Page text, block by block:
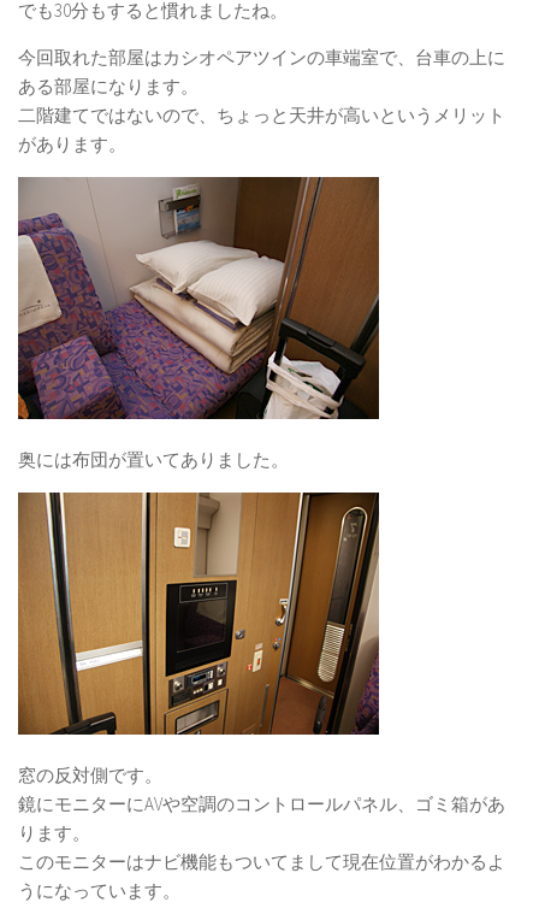
でも30分もすると慣れましたね。
今回取れた部屋はカシオペアツインの車端室で、台車の上に
ある部屋になります。
二階建てではないので、ちょっと天井が高いというメリット
があります。
奥には布団が置いてありました。
窓の反対側です。
鏡にモニターにAVや空調のコントロールパネル、ゴミ箱があ
ります。
このモニターはナビ機能もついてまして現在位置がわかるよ
うになっています。